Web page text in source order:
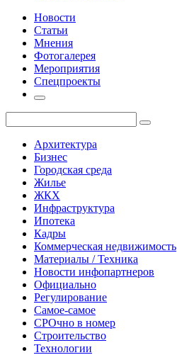
Новости
Статьи
Мнения
Фотогалерея
Мероприятия
Спецпроекты
Архитектура
Бизнес
Городская среда
Жилье
ЖКХ
Инфраструктура
Ипотека
Кадры
Коммерческая недвижимость
Материалы / Техника
Новости инфопартнеров
Официально
Регулирование
Самое-самое
СРОчно в номер
Строительство
Технологии